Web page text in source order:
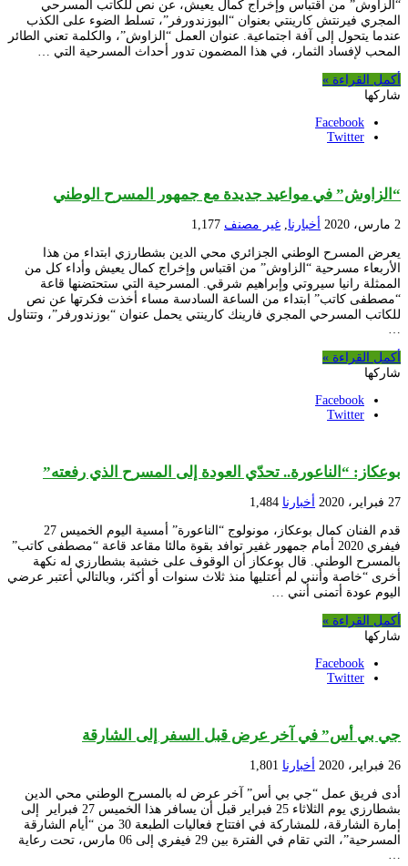
“الزاوش” من اقتباس وإخراج كمال يعيش، عن نص للكاتب المسرحي
المجري فيرنتش كارينتي بعنوان “البوزندورفر”، تسلط الضوء على الكذب
عندما يتحول إلى آفة اجتماعية. عنوان العمل “الزاوش”، والكلمة تعني الطائر
المحب لإفساد الثمار، في هذا المضمون تدور أحداث المسرحية التي …
أكمل القراءة »
شاركها
Facebook
Twitter
“الزاوش” في مواعيد جديدة مع جمهور المسرح الوطني
2 مارس، 2020 أخبارنا غير مصنف 1,177
يعرض المسرح الوطني الجزائري محي الدين بشطارزي ابتداء من هذا
الأربعاء مسرحية “الزاوش” من اقتباس وإخراج كمال يعيش وأداء كل من
الممثلة رانيا سيروتي وإبراهيم شرقي. المسرحية التي ستحتضنها قاعة
“مصطفى كاتب” ابتداء من الساعة السادسة مساء أخذت فكرتها عن نص
للكاتب المسرحي المجري فارينك كارينتي يحمل عنوان “بوزندورفر”، وتتناول
أكمل القراءة »
شاركها
Facebook
Twitter
بوعكاز: “الناعورة.. تحدّي العودة إلى المسرح الذي رفعته”
27 فبراير، 2020 أخبارنا 1,484
قدم الفنان كمال بوعكاز، مونولوج “الناعورة” أمسية اليوم الخميس 27
فيفري 2020 أمام جمهور غفير توافد بقوة مالئا مقاعد قاعة “مصطفى كاتب”
بالمسرح الوطني. قال بوعكاز أن الوقوف على خشبة بشطارزي له نكهة
أخرى “خاصة وأنني لم أعتليها منذ ثلاث سنوات أو أكثر، وبالتالي أعتبر عرضي
اليوم عودة أتمنى أنني …
أكمل القراءة »
شاركها
Facebook
Twitter
جي بي أس” في آخر عرض قبل السفر إلى الشارقة
26 فبراير، 2020 أخبارنا 1,801
أدى فريق عمل “جي بي أس” آخر عرض له بالمسرح الوطني محي الدين
بشطارزي يوم الثلاثاء 25 فبراير قبل أن يسافر هذا الخميس 27 فبراير إلى
إمارة الشارقة، للمشاركة في افتتاح فعاليات الطبعة 30 من “أيام الشارقة
المسرحية”، التي تقام في الفترة بين 29 فيفري إلى 06 مارس، تحت رعاية
…